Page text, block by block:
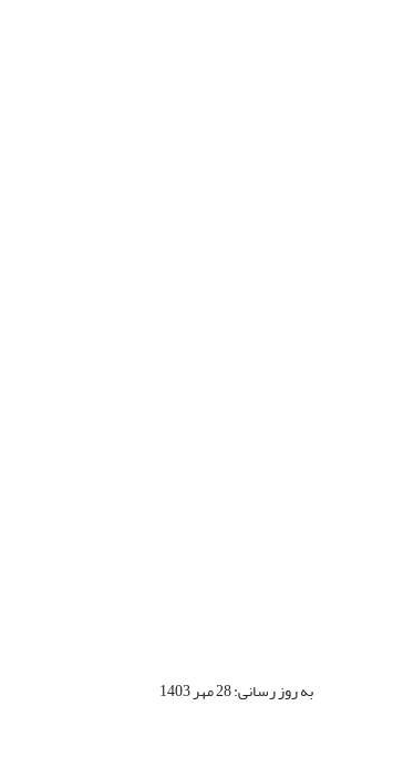
به روز رسانی: 28 مهر 1403